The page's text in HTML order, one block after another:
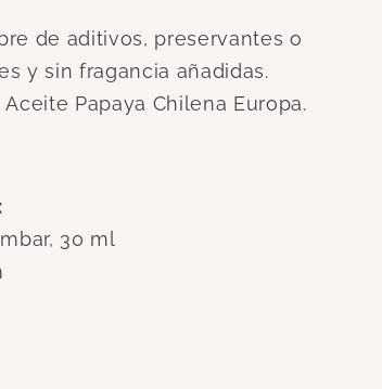
de aditivos, preservantes o
y sin fragancia añadidas.
Papaya Chilena Europa.
30 ml